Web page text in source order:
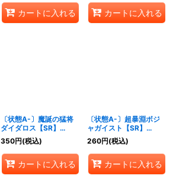
カートに入れる カートに入れる
〔状態A-〕魔誕の猛将
ダイダロス【SR】
{24RP4S4/S11}《火》
350円(税込)
カートに入れる
〔状態A-〕超暴淵ボジ
ャガイスト【SR】
{24RP4秘4/秘24}
《闇》
260円(税込)
カートに入れる